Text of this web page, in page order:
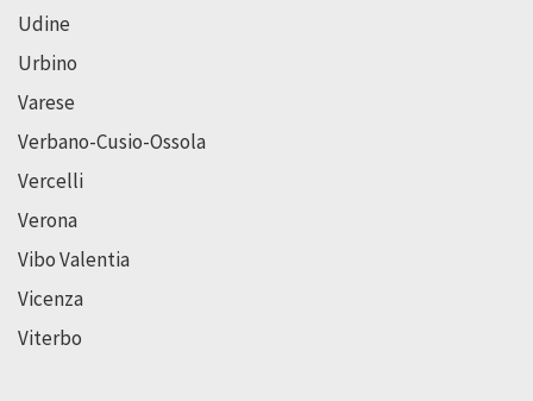
Udine
Urbino
Varese
Verbano-Cusio-Ossola
Vercelli
Verona
Vibo Valentia
Vicenza
Viterbo